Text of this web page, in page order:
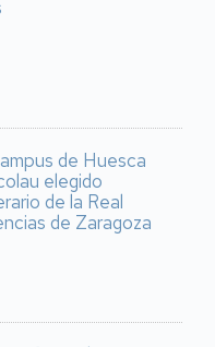
de Huesca
elegido
de la Real
de Zaragoza